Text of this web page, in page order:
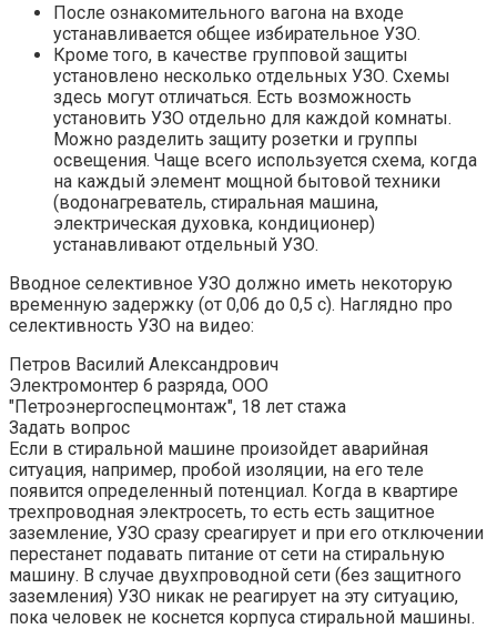
После ознакомительного вагона на входе
устанавливается общее избирательное УЗО.
Кроме того, в качестве групповой защиты
установлено несколько отдельных УЗО. Схемы
здесь могут отличаться. Есть возможность
установить УЗО отдельно для каждой комнаты.
Можно разделить защиту розетки и группы
освещения. Чаще всего используется схема, когда
на каждый элемент мощной бытовой техники
(водонагреватель, стиральная машина,
электрическая духовка, кондиционер)
устанавливают отдельный УЗО.
Вводное селективное УЗО должно иметь некоторую
временную задержку (от 0,06 до 0,5 с). Наглядно про
селективность УЗО на видео:
Петров Василий Александрович
Электромонтер 6 разряда, ООО
"Петроэнергоспецмонтаж", 18 лет стажа
Задать вопрос
Если в стиральной машине произойдет аварийная
ситуация, например, пробой изоляции, на его теле
появится определенный потенциал. Когда в квартире
трехпроводная электросеть, то есть есть защитное
заземление, УЗО сразу среагирует и при его отключении
перестанет подавать питание от сети на стиральную
машину. В случае двухпроводной сети (без защитного
заземления) УЗО никак не реагирует на эту ситуацию,
пока человек не коснется корпуса стиральной машины.